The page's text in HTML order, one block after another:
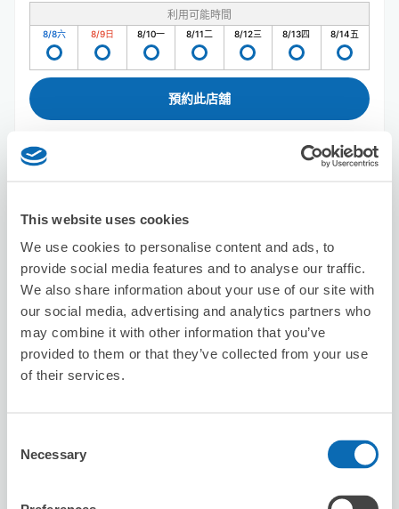
This website uses cookies
We use cookies to personalise content and ads, to
provide social media features and to analyse our traffic.
We also share information about your use of our site with
our social media, advertising and analytics partners who
may combine it with other information that you’ve
provided to them or that they’ve collected from your use
of their services.
Selection
Necessary
利用可能時間
8/8六 8/9日 8/10一 8/11二 8/12三 8/13四 8/14五
預約此店舖
本日營業時間: 10:00〜19:00
5.0★ ★★★★
★ ★★★★1 則評論
店舗の方に親切に説明、案内して頂きました。ありがとう